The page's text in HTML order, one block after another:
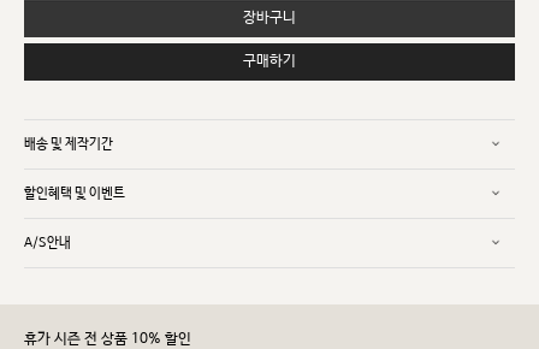
장바구니
구매하기
배송 및 제작기간
할인혜택 및 이벤트
A/S안내
휴가 시즌 전 상품 10% 할인